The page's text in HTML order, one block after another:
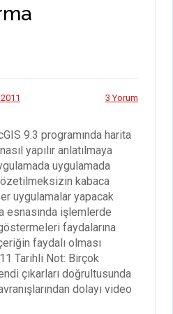
3 Yorum
9.3 programında harita
yapılır anlatılmaya
uygulamada
kabaca
uygulamalar yapacak
esnasında işlemlerde
faydalarına
faydalı olması
Tarihli Not: Birçok
çıkarları doğrultusunda
dolayı video